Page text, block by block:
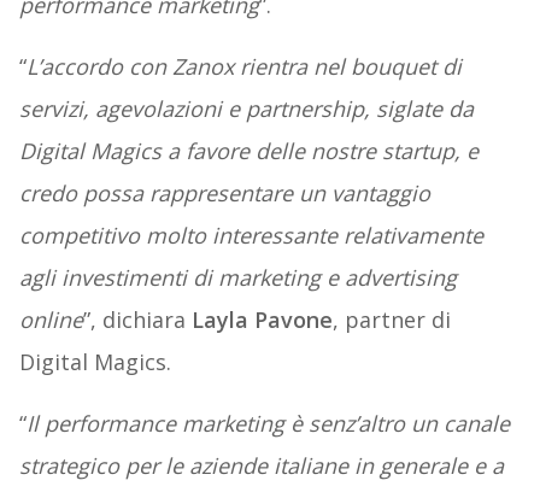
“L’accordo con Zanox rientra nel bouquet di
servizi, agevolazioni e partnership, siglate da
Digital Magics a favore delle nostre startup, e
credo possa rappresentare un vantaggio
competitivo molto interessante relativamente
agli investimenti di marketing e advertising
online”, dichiara Layla Pavone, partner di
Digital Magics.
“Il performance marketing è senz’altro un canale
strategico per le aziende italiane in generale e a